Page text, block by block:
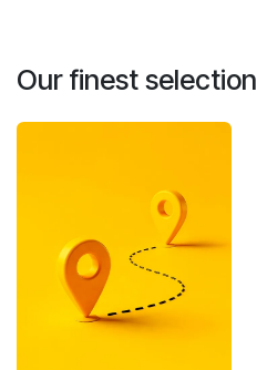
Our finest selection